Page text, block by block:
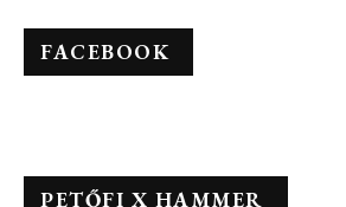
FACEBOOK
PETŐFI X HAMMER